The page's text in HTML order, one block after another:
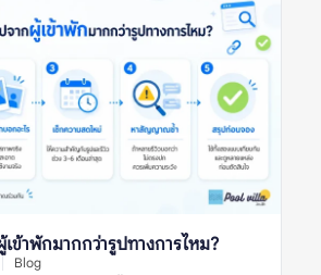
หรับการตัดสินใจ ไม่ได้มีประโยชน์แค่เพราะให้
กให้ชัดว่าที่พักดีในด้านใด มีข้อจำกัดอะไร
กแบบไหน รีวิวที่ดีควรตอบคำถามสำคัญ เช่น
ะสะอาดหรือเปล่า ห้องนอนพอสำหรับจำนวน
ช้งานสะดวกไหม ทำเลเดินทางง่ายหรือไม่ และมี
วรรู้ก่อนจองหรือเปล่า ตัวอย่างรีวิวที่มีประโยชน์
10 คน ห้องนอนพอดี เตียงเสริมใช้ได้ สระน้ำ
นข้างแคบ ควรใช้รถส่วนตัว” รีวิวแบบนี้ช่วยให้
าคำสั้น ๆ […]
เข้าพักมากกว่ารูปทางการไหม?
Blog